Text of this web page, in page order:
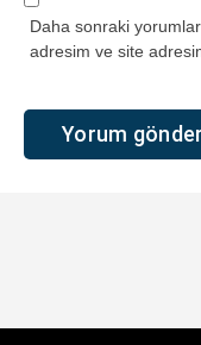
Daha sonraki
adresim ve site